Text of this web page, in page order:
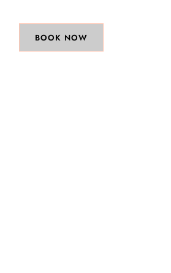
BOOK NOW